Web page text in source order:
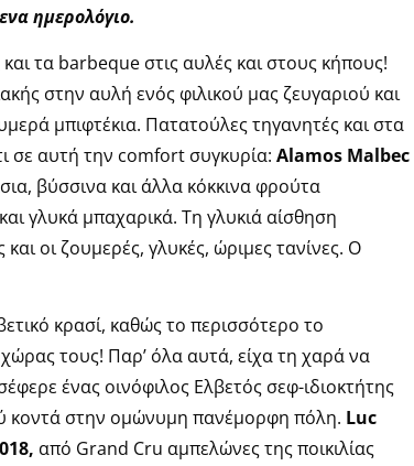
ημερολόγιο.
τα barbeque στις αυλές και στους κήπους!
στην αυλή ενός φιλικού μας ζευγαριού και
μπιφτέκια. Πατατούλες τηγανητές και στα
σε αυτή την comfort συγκυρία: Alamos Malbec
βύσσινα και άλλα κόκκινα φρούτα
γλυκά μπαχαρικά. Τη γλυκιά αίσθηση
οι ζουμερές, γλυκές, ώριμες τανίνες. Ο
κρασί, καθώς το περισσότερο το
χώρας τους! Παρ’ όλα αυτά, είχα τη χαρά να
ένας οινόφιλος Ελβετός σεφ-ιδιοκτήτης
κοντά στην ομώνυμη πανέμορφη πόλη. Luc
από Grand Cru αμπελώνες της ποικιλίας